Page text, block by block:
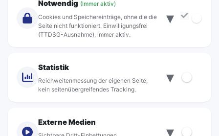
Über Rebus
Standorte
Notwendig (Immer aktiv)
Cookies und Speichereinträge, ohne die die
Seite nicht funktioniert. Einwilligungsfrei
(TTDSG-Ausnahme), immer aktiv.
▾
Statistik
Reichweitenmessung der eigenen Seite,
kein seitenübergreifendes Tracking.
▾
Externe Medien
▾